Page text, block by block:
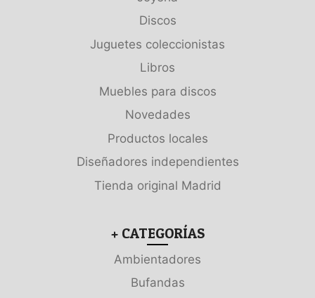
Discos
Juguetes coleccionistas
Libros
Muebles para discos
Novedades
Productos locales
Diseñadores independientes
Tienda original Madrid
+ CATEGORÍAS
Ambientadores
Bufandas